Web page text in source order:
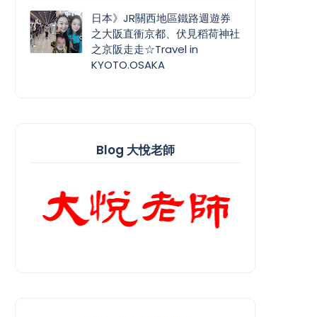
日本》JR關西地區鐵路週遊券
之大阪直衝京都、伏見稻荷神社
之京阪走走☆Travel in
KYOTO.OSAKA
Blog 大悅老師